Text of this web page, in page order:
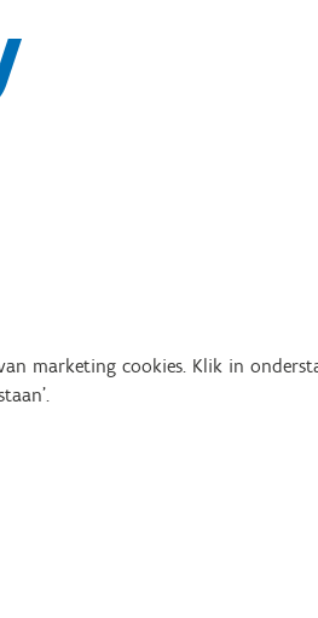
marketing cookies. Klik in